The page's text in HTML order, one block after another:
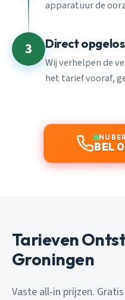
apparatuur de
3 Direct
Wij verhelpen de
het tarief vooraf,
NU
BEL
Tarieven
Groningen
Vaste all-in prijzen.